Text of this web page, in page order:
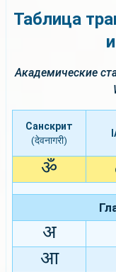
Таблица
Академические
Санскрит
(देवनागरी)
ॐ
अ
आ